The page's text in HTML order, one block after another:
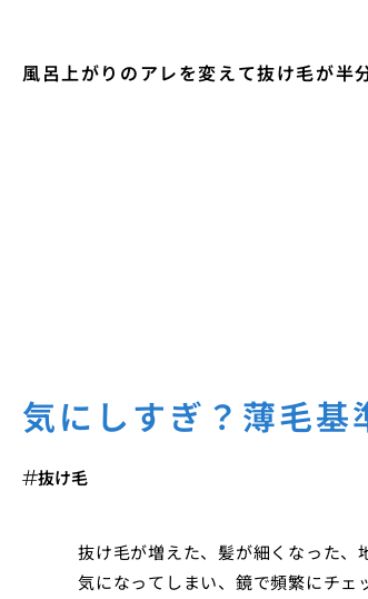
風呂上がりのアレを変えて抜け毛が半
気にしすぎ？薄毛基
抜け毛
抜け毛が増えた、髪が細くなった
気になってしまい、鏡で頻繁にチ